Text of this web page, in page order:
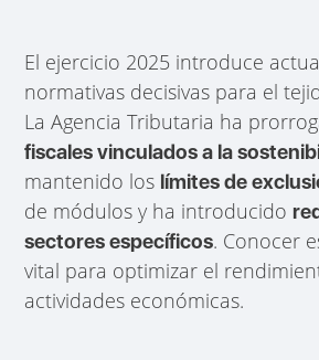
El ejercicio 2025 introduce
normativas decisivas para el
La Agencia Tributaria ha
fiscales vinculados a la
mantenido los límites de
de módulos y ha introducido
sectores específicos. Conocer
vital para optimizar el
actividades económicas.